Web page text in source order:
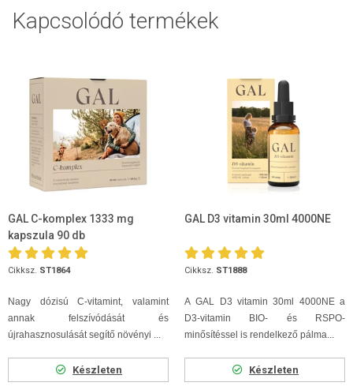
Kapcsolódó termékek
GAL C-komplex 1333 mg
kapszula 90 db
Cikksz. ST1864
Nagy dózisú C-vitamint, valamint
annak felszívódását és
újrahasznosulását segítő növényi ...
Készleten
GAL D3 vitamin 30ml 4000NE
Cikksz. ST1888
A GAL D3 vitamin 30ml 4000NE a
D3-vitamin BIO- és RSPO-
minősítéssel is rendelkező pálma...
Készleten